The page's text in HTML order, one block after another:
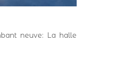
neuve: La halle